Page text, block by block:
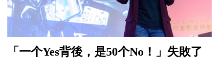
「一个Yes背後，是50个No！」失敗了